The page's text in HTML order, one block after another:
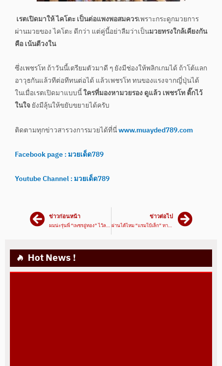
เรตเปิดมาให้ ไคโตะ เป็นต่อแพงพอสมควรเพราะกระดูกมวยการ
ผ่านมวยของ ไคโตะ ดีกว่า แต่คู่นี้อย่าลืมว่าเป็นมวยทรงใกล้เคียงกัน
คือ เน้นตีวงใน
ซึ่งเพชรโท ถ้าวันนี้เตรียมตัวมาดี ๆ ยังมีช่องให้พลิกเกมได้ ถ้าโต้แลก
อาวุธกันแล้วทีต่อทีทนต่อได้ แล้วเพชรโท ทนของแรงจากญี่ปุ่นได้
ในเมื่อเรตเปิดมาแบบนี้ใครที่มองหามวยรอง ดูแล้ว เพชรโท ติ๊กไว้
ในใจยังมีลุ้นให้ขยับขยายได้ครับ
ติดตามทุกข่าวสารวงการมวยได้ที่นี่www.muayded789.com
Facebook page : มวยเด็ด789
Youtube Channel : มวยเด็ด789
ข่าวก่อนหน้า
ผมน่ะรุ่นพี่ “เพชรอู่ทอง” ไว้ลายยอดมวยดวล “เฟอร์รารี่”
ข่าวต่อไป
ผ่านได้ไหม “แรมโบ้เล็ก” ทาบชั้น “ศิวกร”
Hot News !